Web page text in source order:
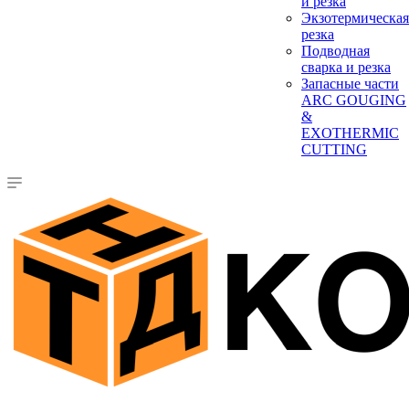
Экзотермическая
резка
Подводная
сварка и резка
Запасные части
ARC GOUGING
&
EXOTHERMIC
CUTTING